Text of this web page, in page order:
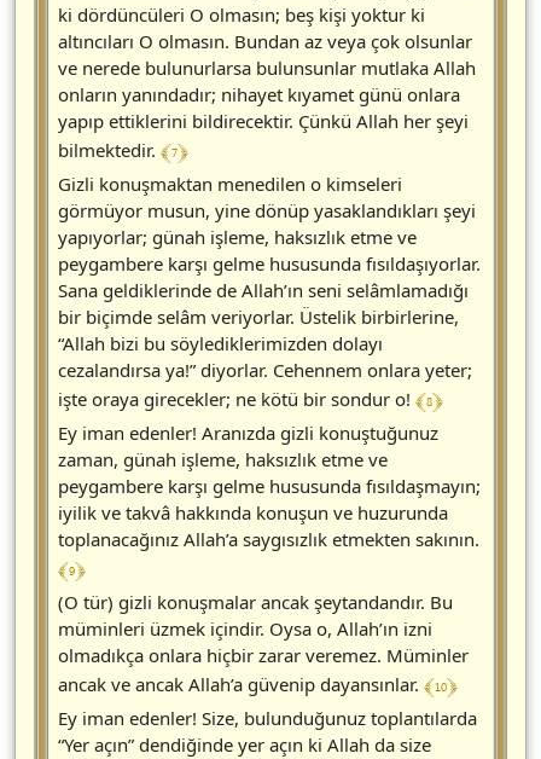
ki dördüncüleri O olmasın; beş kişi yoktur ki
altıncıları O olmasın. Bundan az veya çok olsunlar
ve nerede bulunurlarsa bulunsunlar mutlaka Allah
onların yanındadır; nihayet kıyamet günü onlara
yapıp ettiklerini bildirecektir. Çünkü Allah her şeyi
bilmektedir. ﴾ 7 ﴿
Gizli konuşmaktan menedilen o kimseleri
görmüyor musun, yine dönüp yasaklandıkları şeyi
yapıyorlar; günah işleme, haksızlık etme ve
peygambere karşı gelme hususunda fısıldaşıyorlar.
Sana geldiklerinde de Allah’ın seni selâmlamadığı
bir biçimde selâm veriyorlar. Üstelik birbirlerine,
“Allah bizi bu söylediklerimizden dolayı
cezalandırsa ya!” diyorlar. Cehennem onlara yeter;
işte oraya girecekler; ne kötü bir sondur o! ﴾ 8 ﴿
Ey iman edenler! Aranızda gizli konuştuğunuz
zaman, günah işleme, haksızlık etme ve
peygambere karşı gelme hususunda fısıldaşmayın;
iyilik ve takvâ hakkında konuşun ve huzurunda
toplanacağınız Allah’a saygısızlık etmekten sakının.
﴾ 9 ﴿
(O tür) gizli konuşmalar ancak şeytandandır. Bu
müminleri üzmek içindir. Oysa o, Allah’ın izni
olmadıkça onlara hiçbir zarar veremez. Müminler
ancak ve ancak Allah’a güvenip dayansınlar. ﴾ 10 ﴿
Ey iman edenler! Size, bulunduğunuz toplantılarda
“Yer açın” dendiğinde yer açın ki Allah da size